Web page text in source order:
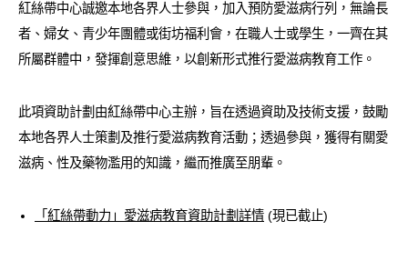
新聞發佈
愛滋病呈報表格
其他
紅絲帶中心誠邀本地各界人士參與，加入預防愛滋病行列，無論長
者、婦女、青少年團體或街坊福利會，在職人士或學生，一齊在其
所屬群體中，發揮創意思維，以創新形式推行愛滋病教育工作。
此項資助計劃由紅絲帶中心主辦，旨在透過資助及技術支援，鼓勵
本地各界人士策劃及推行愛滋病教育活動；透過參與，獲得有關愛
滋病、性及藥物濫用的知識，繼而推廣至朋輩。
「紅絲帶動力」愛滋病教育資助計劃詳情 (現已截止)